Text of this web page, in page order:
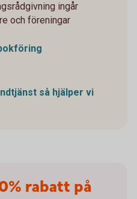
ingår
och föreningar
så hjälper vi
rabatt på